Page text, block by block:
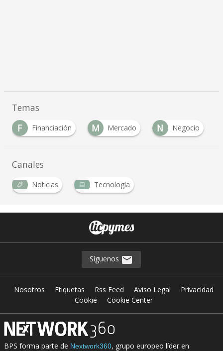
Temas
F
Financiación M Mercado N Negocio
Canales
Noticias Tecnología
Síguenos
Nosotros Etiquetas Rss Feed Aviso Legal
Privacidad
Cookie
Cookie Center
BPS forma parte de Nextwork360, grupo europeo líder en